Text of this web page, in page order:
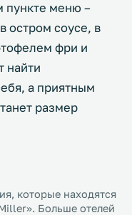
пункте меню –
остром соусе, в
фри и
найти
а приятным
размер
которые находятся
Больше отелей